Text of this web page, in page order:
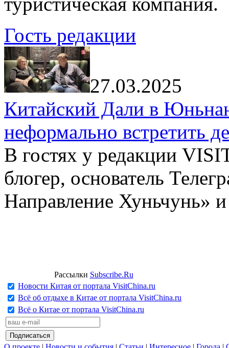
Гость редакции
27.03.2025
Китайский Дали в
неформально встретить
В гостях у редакции
блогер, основатель
Направление Хуньчунь»
Рассылки Subscribe.Ru
Новости Китая от портала VisitChina.ru
Всё об отдыхе в Китае от портала VisitChina.ru
Всё о Китае от портала VisitChina.ru